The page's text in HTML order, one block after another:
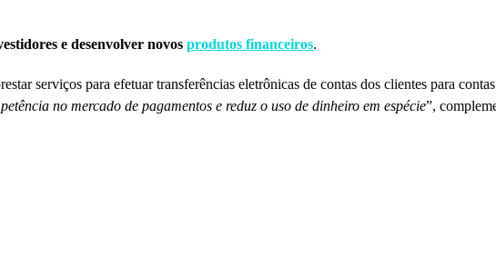
e desenvolver novosprodutos financeiros.
serviços para efetuar transferências eletrônicas de contas dos clientes para
no mercado de pagamentos e reduz o uso de dinheiro em espécie”,